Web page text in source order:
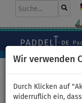
Wir verwenden
Durch Klicken auf
widerruflich ein,